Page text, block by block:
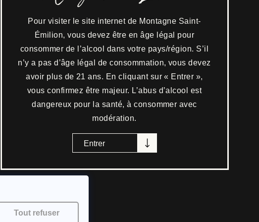
Pour visiter le site internet de Montagne-Saint-
Émilion, vous devez être en âge légal pour
consommer de l’alcool dans votre pays/région.S’il
n’y a pas d’âge légal de consommation,vous devez
avoir plus de 18 ans. En cliquant sur « Entrer »,
vous confirmez être majeur. L’abus d’alcool est
dangereux pour la santé, à consommer avec
modération.
Entrer
Pour visiter le site internet de Montagne Saint-
Émilion, vous devez être en âge légal pour
consommer de l’alcool dans votre pays/région. S’il
n’y a pas d’âge légal de consommation, vous devez
avoir plus de 21 ans. En cliquant sur « Entrer »,
vous confirmez être majeur. L’abus d’alcool est
dangereux pour la santé, à consommer avec
modération.
Maison des vins
Tous droits réservés - Photographies ©Philippe Roy -Mentions Légales -Politique de Cookie -
L’ABUS D’ALCOOL EST DANGEREUX POUR LA SANTÉ • À CONSOMMER AVEC MODÉRATION
Tout refuser